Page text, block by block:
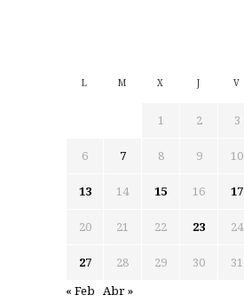
L M X J V
1 2 3
6 7 8 9 10
13 14 15 16 17
20 21 22 23 24
27 28 29 30 31
« Feb Abr »